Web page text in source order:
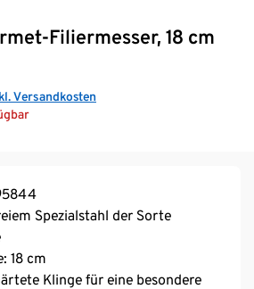
Filiermesser, 18 cm
Versandkosten
Spezialstahl der Sorte
18 cm
Klinge für eine besondere